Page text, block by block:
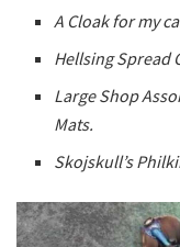
A Cloak for my
Hellsing Spread
Large Shop
Mats.
Skojskull’s